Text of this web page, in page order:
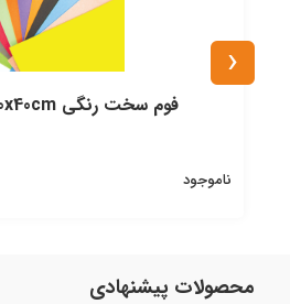
فوم سخت رنگی 30x40cm کره 5mm
ناموجود
‹
محصولات پیشنهادی